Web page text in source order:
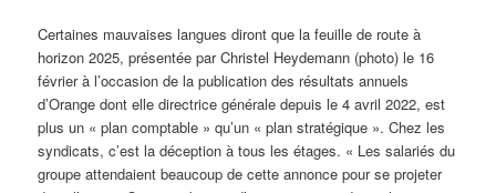
Certaines mauvaises langues diront que la feuille de route à
horizon 2025, présentée par Christel Heydemann (photo) le 16
février à l’occasion de la publication des résultats annuels
d’Orange dont elle directrice générale depuis le 4 avril 2022, est
plus un « plan comptable » qu’un « plan stratégique ». Chez les
syndicats, c’est la déception à tous les étages. « Les salariés du
groupe attendaient beaucoup de cette annonce pour se projeter